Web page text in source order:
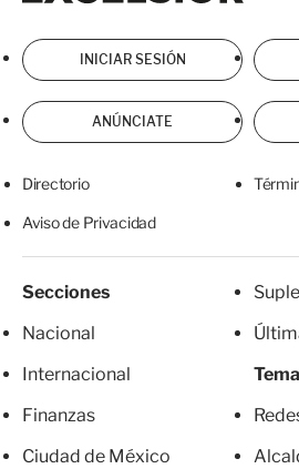
INICIAR SESIÓN
ANÚNCIATE
Directorio
Aviso de Privacidad
Secciones
Nacional
Internacional
Finanzas
Ciudad de México